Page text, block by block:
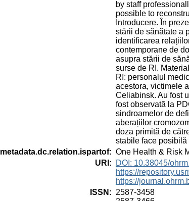
by staff
possible to
Introducere. În
stării de sănătate a
identificarea
contemporane de
asupra stării de
surse de RI.
RI: personalul
acestora, victimele
Celiabinsk. Au fost
fost observată la
sindroamelor de
aberațiilor
doza primită de
stabile face
metadata.dc.relation.ispartof: One Health & Risk
URI :
DOI: 10.38045/
https://
https://
ISSN : 2587-3458